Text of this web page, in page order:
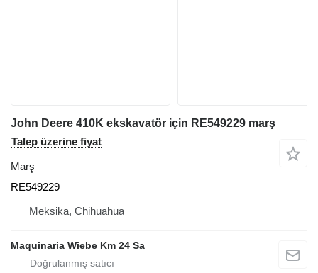
John Deere 410K ekskavatör için RE549229 marş
Talep üzerine fiyat
Marş
RE549229
Meksika, Chihuahua
Maquinaria Wiebe Km 24 Sa